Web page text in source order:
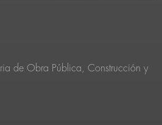
de Obra Pública, Construcción y